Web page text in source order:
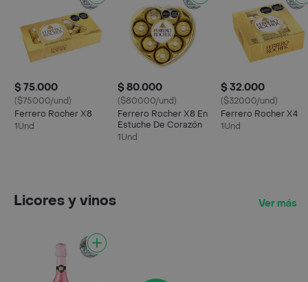
$ 75.000
($75000/und)
Ferrero Rocher X8
1Und
$ 80.000
($80000/und)
Ferrero Rocher X8 En
Estuche De Corazón
1Und
$ 32.000
($32000/und)
Ferrero Rocher X4
1Und
Licores y vinos Ver más